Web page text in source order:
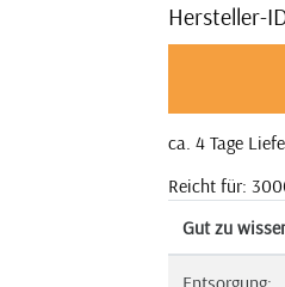
Hersteller-
ca. 4 Tage
Reicht für:
Gut zu
Entsorgung: